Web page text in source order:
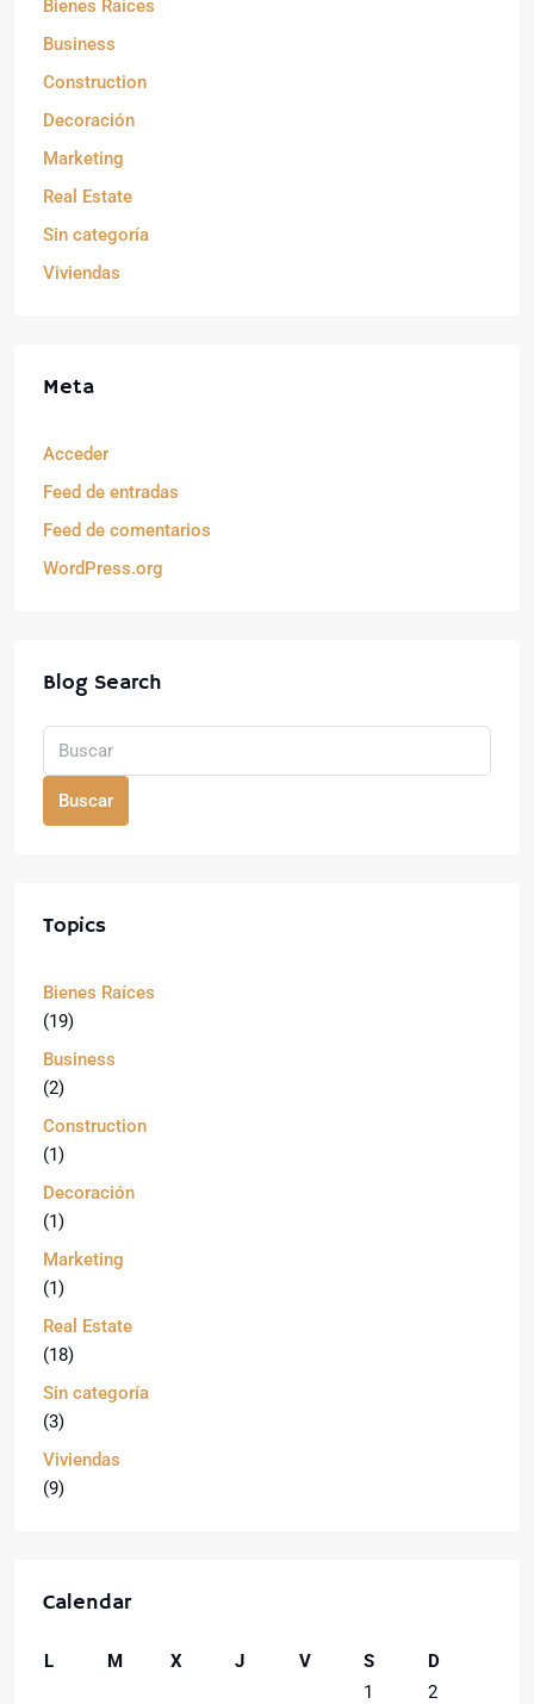
Bienes Raíces
Business
Construction
Decoración
Marketing
Real Estate
Sin categoría
Viviendas
Meta
Acceder
Feed de entradas
Feed de comentarios
WordPress.org
Blog Search
Buscar
Topics
Bienes Raíces
(19)
Business
(2)
Construction
(1)
Decoración
(1)
Marketing
(1)
Real Estate
(18)
Sin categoría
(3)
Viviendas
(9)
Calendar
L M X J V S
D
1
2